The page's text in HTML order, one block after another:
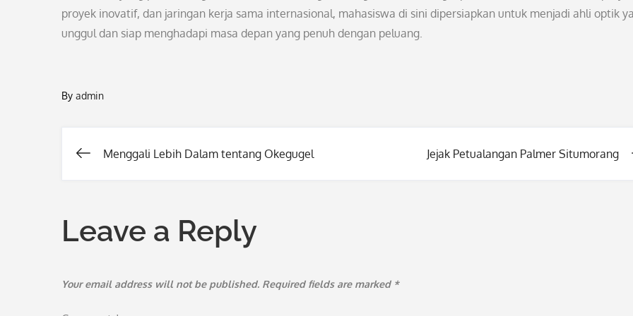
proyek inovatif, dan jaringan kerja sama internasional, mahasiswa di sini dipersiapkan untuk menjadi ahli optik
unggul dan siap menghadapi masa depan yang penuh dengan peluang.
By admin
Post
Menggali Lebih Dalam tentang Okegugel Jejak Petualangan Palmer Situmorang
Leave a Reply
Your email address will not be published. Required fields are marked *